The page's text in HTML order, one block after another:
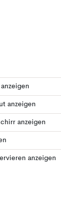
anzeigen
anzeigen
anzeigen